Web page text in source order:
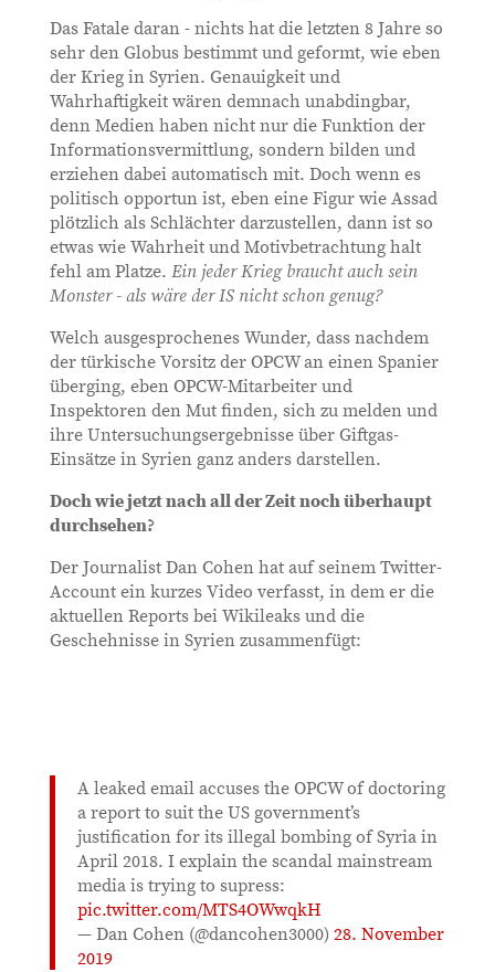
Das Fatale daran - nichts hat die letzten 8 Jahre so
sehr den Globus bestimmt und geformt, wie eben
der Krieg in Syrien. Genauigkeit und
Wahrhaftigkeit wären demnach unabdingbar,
denn Medien haben nicht nur die Funktion der
Informationsvermittlung, sondern bilden und
erziehen dabei automatisch mit. Doch wenn es
politisch opportun ist, eben eine Figur wie Assad
plötzlich als Schlächter darzustellen, dann ist so
etwas wie Wahrheit und Motivbetrachtung halt
fehl am Platze. Ein jeder Krieg braucht auch sein
Monster - als wäre der IS nicht schon genug?
Welch ausgesprochenes Wunder, dass nachdem
der türkische Vorsitz der OPCW an einen Spanier
überging, eben OPCW-Mitarbeiter und
Inspektoren den Mut finden, sich zu melden und
ihre Untersuchungsergebnisse über Giftgas-
Einsätze in Syrien ganz anders darstellen.
Doch wie jetzt nach all der Zeit noch überhaupt
durchsehen?
Der Journalist Dan Cohen hat auf seinem Twitter-
Account ein kurzes Video verfasst, in dem er die
aktuellen Reports bei Wikileaks und die
Geschehnisse in Syrien zusammenfügt:
A leaked email accuses the OPCW of doctoring
a report to suit the US government’s
justification for its illegal bombing of Syria in
April 2018. I explain the scandal mainstream
media is trying to supress:
pic.twitter.com/MTS4OWwqkH
— Dan Cohen (@dancohen3000) 28. November
2019